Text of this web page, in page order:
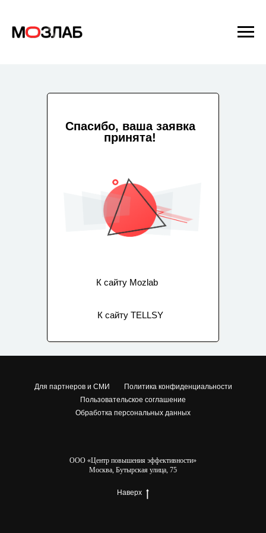
Спасибо, ваша заявка
принята!
К сайту Mozlab
К сайту TELLSY
Для партнеров и СМИ
Политика конфиденциальности
Пользовательское соглашение
Обработка персональных данных
ООО «Центр повышения эффективности»
Москва, Бутырская улица, 75
Наверх